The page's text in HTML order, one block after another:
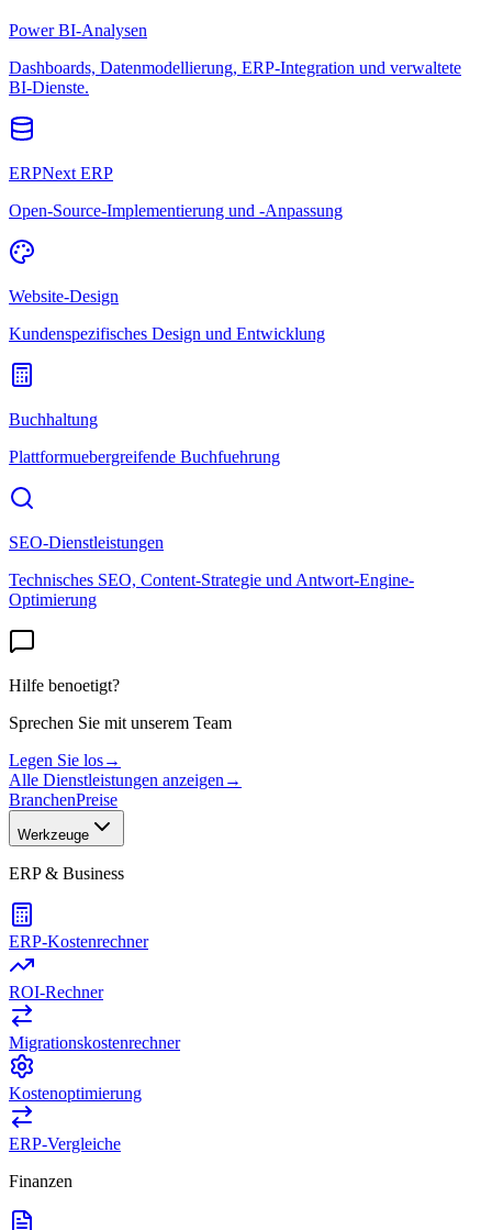
Power BI-Analysen
Dashboards, Datenmodellierung, ERP-Integration und verwaltete
BI-Dienste.
ERPNext ERP
Open-Source-Implementierung und -Anpassung
Website-Design
Kundenspezifisches Design und Entwicklung
Buchhaltung
Plattformuebergreifende Buchfuehrung
SEO-Dienstleistungen
Technisches SEO, Content-Strategie und Antwort-Engine-
Optimierung
Hilfe benoetigt?
Sprechen Sie mit unserem Team
Legen Sie los→
Alle Dienstleistungen anzeigen →
BranchenPreise
Werkzeuge
ERP & Business
ERP-Kostenrechner
ROI-Rechner
Migrationskostenrechner
Kostenoptimierung
ERP-Vergleiche
Finanzen